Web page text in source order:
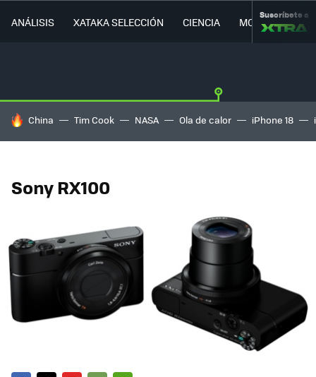
ANÁLISIS XATAKA SELECCIÓN CIENCIA MOVILIDAD
Suscríbete a
HOY SE HABLA DE
China Tim Cook NASA Ola de calor iPhone 18
Sony RX100